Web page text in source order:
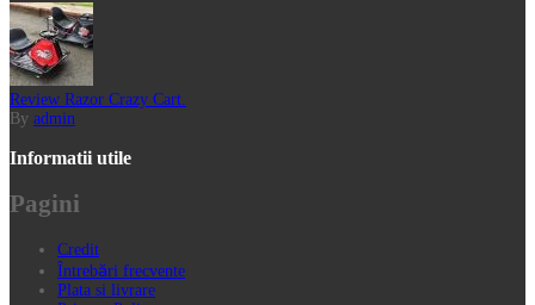
Review Razor Crazy Cart.
By admin
Informatii utile
Pagini
Credit
Întrebări frecvente
Plata si livrare